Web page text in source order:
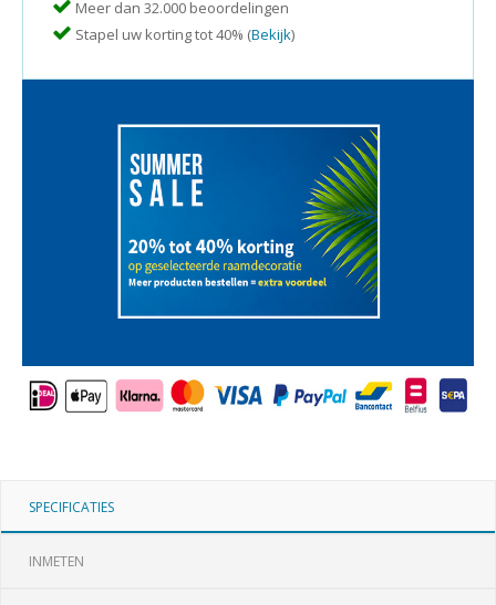
Meer dan 32.000 beoordelingen
Stapel uw korting tot 40% (Bekijk)
SPECIFICATIES
INMETEN